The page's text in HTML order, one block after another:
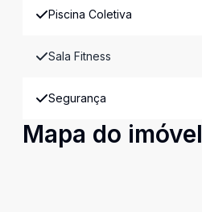
Piscina Coletiva
Sala Fitness
Segurança
Mapa do imóvel